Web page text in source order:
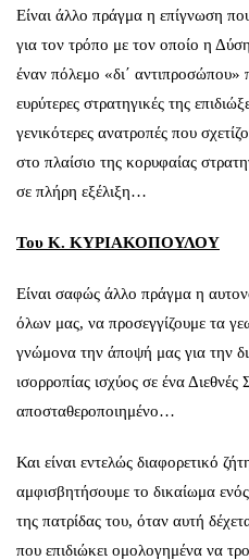
Είναι άλλο πράγμα η επίγνωση
για τον τρόπο με τον οποίο η
έναν πόλεμο «δι΄ αντιπροσώπου»
ευρύτερες στρατηγικές της
γενικότερες ανατροπές που
στο πλαίσιο της κορυφαίας
σε πλήρη εξέλιξη…
Του Κ. ΚΥΡΙΑΚΟΠΟΥΛΟΥ
Είναι σαφώς άλλο πράγμα η
όλων μας, να προσεγγίζουμε τα
γνώμονα την άποψή μας για την
ισορροπίας ισχύος σε ένα
αποσταθεροποιημένο…
Και είναι εντελώς διαφορετικό
αμφισβητήσουμε το δικαίωμα
της πατρίδας του, όταν αυτή
που επιδιώκει ομολογημένα να